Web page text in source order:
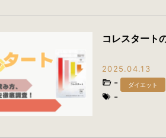
コレスタート
2025.04.13
- ダイエット
-